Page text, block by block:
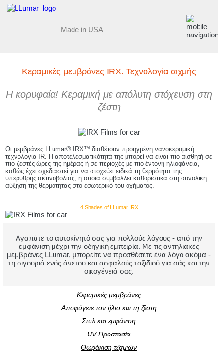
Made in USA
Κεραμικές μεμβράνες IRX. Τεχνολογία αιχμής
Η κορυφαία! Κεραμική με απόλυτη στόχευση στη
ζέστη
Οι μεμβράνες LLumar® IRX™ διαθέτουν προηγμένη νανοκεραμική
τεχνολογία IR. Η αποτελεσματικότητά της μπορεί να είναι πιο αισθητή σε
πιο ζεστές ώρες της ημέρας ή σε περιοχές με πιο έντονη ηλιοφάνεια,
καθώς έχει σχεδιαστεί για να στοχεύει ειδικά τη θερμότητα της
υπέρυθρης ακτινοβολίας, η οποία συμβάλλει καθοριστικά στη συνολική
αύξηση της θερμότητας στο εσωτερικό του οχήματος.
4 Shades of LLumar IRX
Αγαπάτε το αυτοκίνητό σας για πολλούς λόγους - από την
εμφάνιση μέχρι την οδηγική εμπειρία. Με τις αντηλιακές
μεμβράνες LLumar, μπορείτε να προσθέσετε ένα λόγο ακόμα -
τη σιγουριά ενός άνετου και ασφαλούς ταξιδιού για σάς και την
οικογένειά σας.
Κεραμικές μεμβράνες
Αποφύγετε τον ήλιο και τη ζέστη
Στυλ και εμφάνιση
UV Προστασία
Θωράκιση τζαμιών